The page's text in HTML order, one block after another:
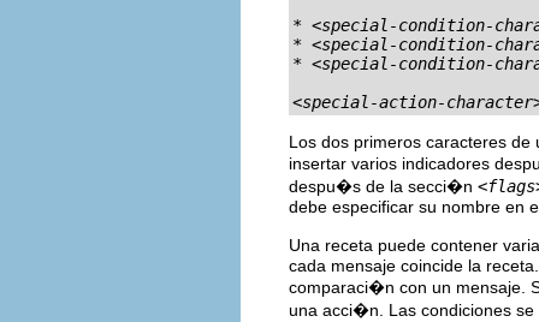
* <special-condition-
* <special-condition-
* <special-condition-
<special-action-
Los dos primeros caracteres
insertar varios indicadores
despu�s de la secci�n
debe especificar su nombre en
Una receta puede contener
cada mensaje coincide la
comparaci�n con un mensaje.
una acci�n. Las condiciones